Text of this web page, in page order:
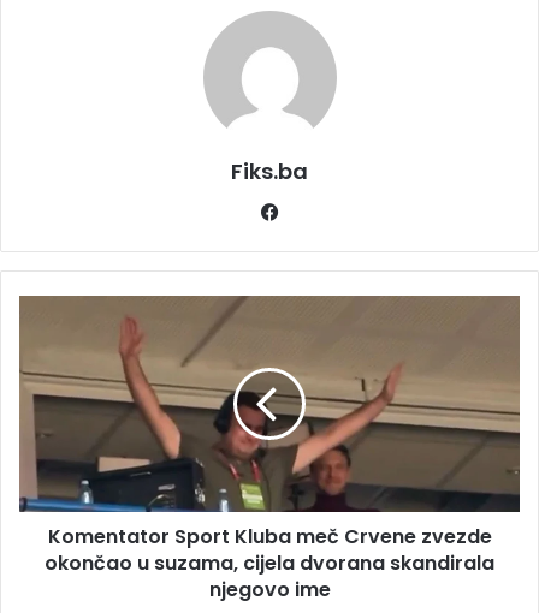
Fiks.ba
meč
Crvene
zvezde
okončao
suzama,
cijela
dvorana
Komentator Sport Kluba meč Crvene zvezde
okončao u suzama, cijela dvorana skandirala
njegovo ime